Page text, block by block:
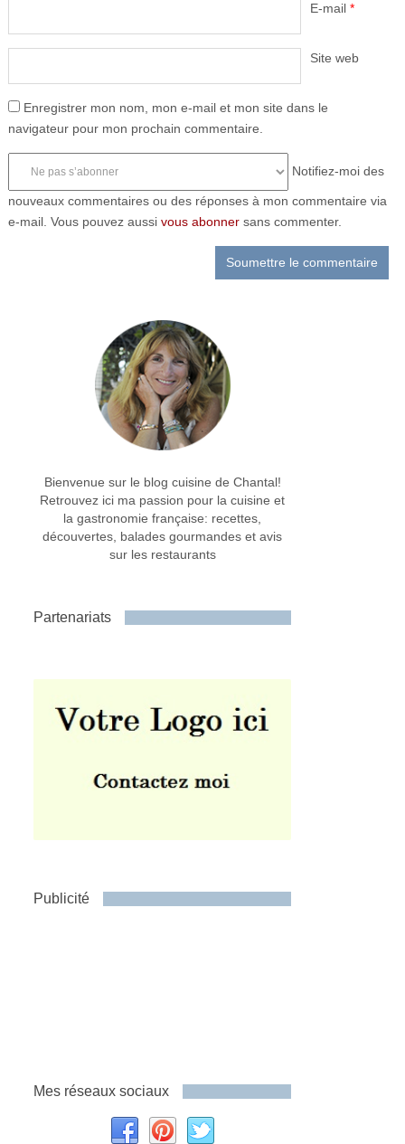
E-mail *
Site web
Enregistrer mon nom, mon e-mail et mon site dans le
navigateur pour mon prochain commentaire.
Notifiez-moi des
nouveaux commentaires ou des réponses à mon commentaire via
e-mail. Vous pouvez aussi vous abonnersans commenter.
Bienvenue sur le blog cuisine de Chantal!
Retrouvez ici ma passion pour la cuisine et
la gastronomie française: recettes,
découvertes, balades gourmandes et avis
sur les restaurants
Partenariats
Publicité
Mes réseaux sociaux